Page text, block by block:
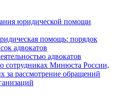
юридической помощи
помощь: порядок
адвокатов
адвокатов
сотрудниках Минюста России,
за рассмотрение обращений